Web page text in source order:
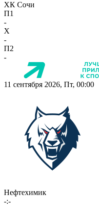
ХК Сочи
П1
-
X
-
П2
-
11 сентября 2026, Пт, 00:00
Нефтехимик
-:-